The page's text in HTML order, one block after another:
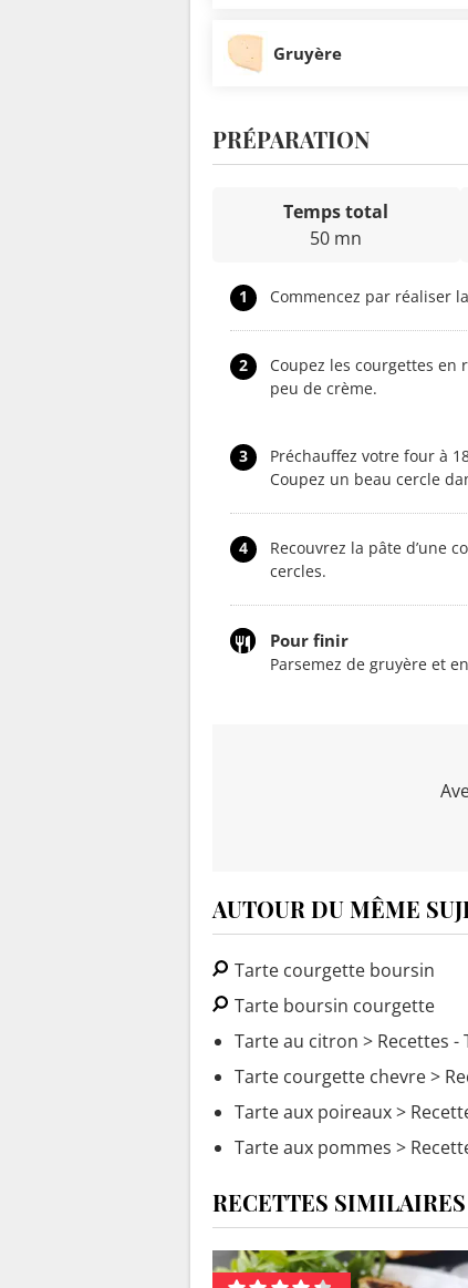
Gruyère
PRÉPARATION
Temps total
50 mn
1 Commencez par réaliser
2 Coupez les courgettes en
peu de crème.
3
Préchauffez votre four à
Coupez un beau cercle
4
Recouvrez la pâte d’une
cercles.
Pour finir
Parsemez de gruyère et
AUTOUR DU MÊME
Tarte courgette boursin
Tarte boursin courgette
Tarte au citron > Recettes
Tarte courgette chevre>
Tarte aux poireaux>
Tarte aux pommes >
RECETTES SIMILAIRES